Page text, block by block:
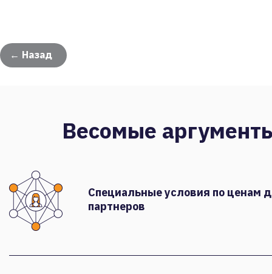
← Назад
Весомые
Специальные условия по ценам
партнеров